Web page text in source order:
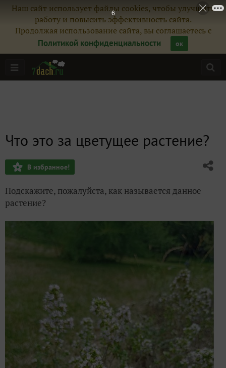
Наш сайт использует файлы cookies, чтобы улучшить
работу и повысить эффективность сайта.
Продолжая использование сайта, вы соглашаетесь с
Политикой конфиденциальности
ок
Что это за цветущее растение?
В избранное!
Подскажите, пожалуйста, как называется данное
растение?
5